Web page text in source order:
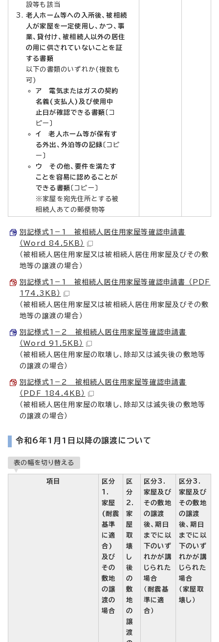
設等も該当
老人ホーム等への入所後、被相続
人が家屋を一定使用し、かつ、事
業、貸付け、被相続人以外の居住
の用に供されていないことを証
する書類
以下の書類のいずれか(複数も
可)
ア 電気またはガスの契約
名義(支払人)及び使用中
止日が確認できる書類 〔コ
ピー〕
イ 老人ホーム等が保有す
る外出、外泊等の記録 〔コピ
ー〕
ウ その他、要件を満たす
ことを容易に認めることが
できる書類 〔コピー〕
※家屋を宛先住所とする被
相続人あての郵便物等
別記様式1－1 被相続人居住用家屋等確認申請書
（Word 84.5KB）
（被相続人居住用家屋又は被相続人居住用家屋及びその敷
地等の譲渡の場合）
別記様式1－1 被相続人居住用家屋等確認申請書 （PDF
174.3KB）
（被相続人居住用家屋又は被相続人居住用家屋及びその敷
地等の譲渡の場合）
別記様式1－2 被相続人居住用家屋等確認申請書
（Word 91.5KB）
（被相続人居住用家屋の取壊し、除却又は滅失後の敷地等
の譲渡の場合）
別記様式1－2 被相続人居住用家屋等確認申請書
（PDF 184.4KB）
（被相続人居住用家屋の取壊し、除却又は滅失後の敷地等
の譲渡の場合）
令和6年1月1日以降の譲渡について
表の幅を切り替える
項目
区分
1.
家屋
(耐震
基準
に適
合)
及び
その
敷地
の譲
渡の
場合
区
分
2.
家
屋
取
壊
し
後
の
敷
地
の
譲
渡
区分3.
家屋及び
その敷地
の譲渡
後、期日
までに以
下のいず
れかが講
じられた
場合
（耐震基
準に適
合）
区分3.
家屋及び
その敷地
の譲渡
後、期日
までに以
下のいず
れかが講
じられた
場合
（家屋取
壊し）